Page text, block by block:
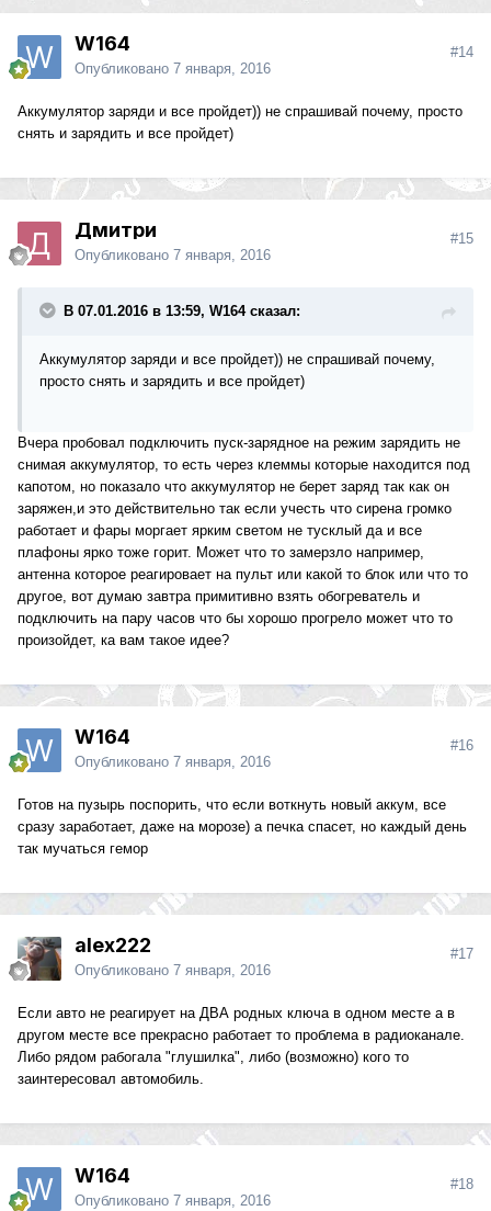
W164
Опубликовано 7 января, 2016
#14
Аккумулятор заряди и все пройдет)) не спрашивай почему, просто
снять и зарядить и все пройдет)
Дмитри
Опубликовано 7 января, 2016
#15
В 07.01.2016 в 13:59, W164 сказал:
Аккумулятор заряди и все пройдет)) не спрашивай почему,
просто снять и зарядить и все пройдет)
Вчера пробовал подключить пуск-зарядное на режим зарядить не
снимая аккумулятор, то есть через клеммы которые находится под
капотом, но показало что аккумулятор не берет заряд так как он
заряжен,и это действительно так если учесть что сирена громко
работает и фары моргает ярким светом не тусклый да и все
плафоны ярко тоже горит. Может что то замерзло например,
антенна которое реагировает на пульт или какой то блок или что то
другое, вот думаю завтра примитивно взять обогреватель и
подключить на пару часов что бы хорошо прогрело может что то
произойдет, ка вам такое идее?
W164
Опубликовано 7 января, 2016
#16
Готов на пузырь поспорить, что если воткнуть новый аккум, все
сразу заработает, даже на морозе) а печка спасет, но каждый день
так мучаться гемор
alex222
Опубликовано 7 января, 2016
#17
Если авто не реагирует на ДВА родных ключа в одном месте а в
другом месте все прекрасно работает то проблема в радиоканале.
Либо рядом рабогала "глушилка", либо (возможно) кого то
заинтересовал автомобиль.
W164
Опубликовано 7 января, 2016
#18